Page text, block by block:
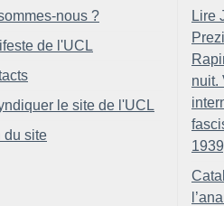
nous ?
de l'UCL
le site de l'UCL
du site
Lire
nuit.